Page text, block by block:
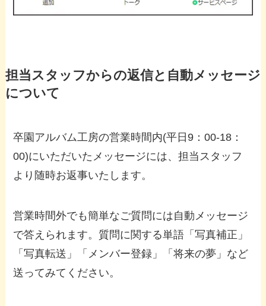
担当スタッフからの返信と自動メッセージ
について
卒園アルバム工房の営業時間内(平日9：00-18：
00)にいただいたメッセージには、担当スタッフ
より随時お返事いたします。
営業時間外でも簡単なご質問には自動メッセージ
で答えられます。質問に関する単語「写真補正」
「写真転送」「メンバー登録」「将来の夢」など
送ってみてください。